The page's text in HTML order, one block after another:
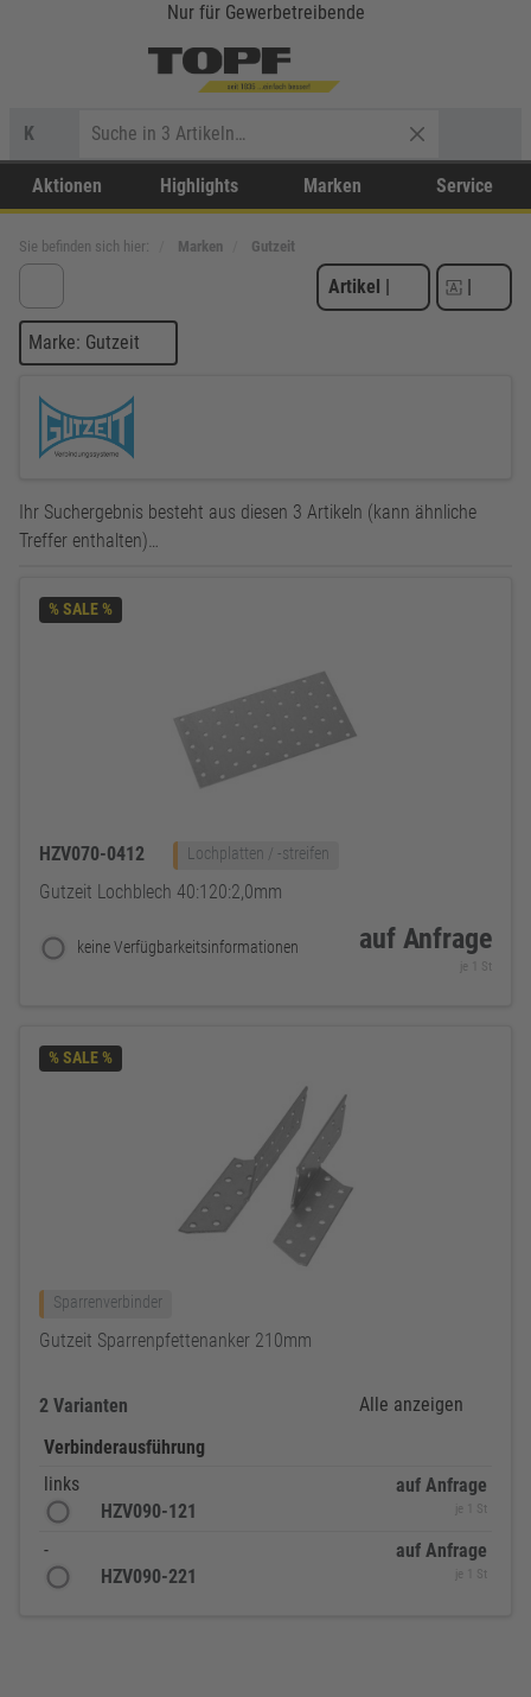
Nur für Gewerbetreibende
K
Aktionen Highlights Marken Service
Sie befinden sich hier: Marken Gutzeit
Artikel | |
Marke: Gutzeit
Ihr Suchergebnis besteht aus diesen 3 Artikeln (kann ähnliche
Treffer enthalten)…
% SALE %
HZV070-0412 Lochplatten / -streifen
Gutzeit Lochblech 40:120:2,0mm
keine Verfügbarkeitsinformationen auf Anfrage
je 1 St
% SALE %
Sparrenverbinder
Gutzeit Sparrenpfettenanker 210mm
2 Varianten
Alle anzeigen
Verbinderausführung
links
HZV090-121
auf Anfrage
je 1 St
-
HZV090-221
auf Anfrage
je 1 St